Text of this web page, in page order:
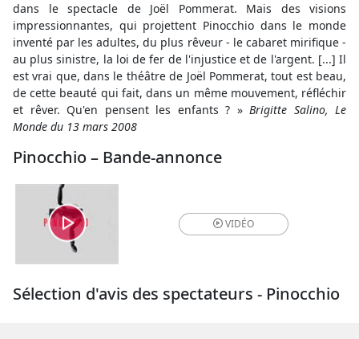
dans le spectacle de Joël Pommerat. Mais des visions
impressionnantes, qui projettent Pinocchio dans le monde
inventé par les adultes, du plus rêveur - le cabaret mirifique -
au plus sinistre, la loi de fer de l'injustice et de l'argent. [...] Il
est vrai que, dans le théâtre de Joël Pommerat, tout est beau,
de cette beauté qui fait, dans un même mouvement, réfléchir
et rêver. Qu'en pensent les enfants ? » Brigitte Salino, Le
Monde du 13 mars 2008
Pinocchio – Bande-annonce
VIDÉO
Sélection d'avis des spectateurs - Pinocchio